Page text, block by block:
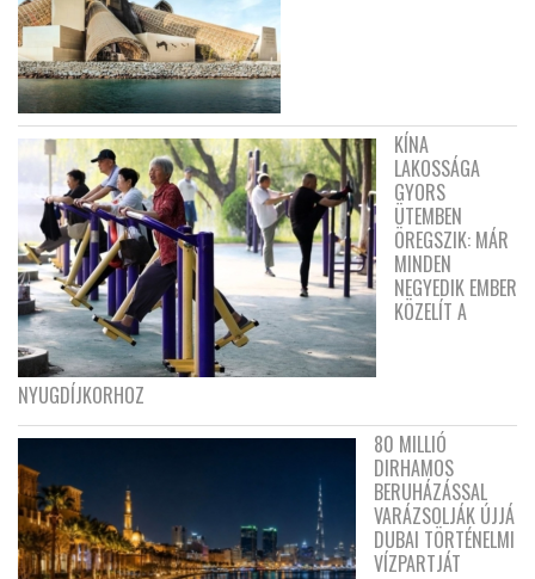
KÍNA
LAKOSSÁGA
GYORS
ÜTEMBEN
ÖREGSZIK: MÁR
MINDEN
NEGYEDIK EMBER
KÖZELÍT A
NYUGDÍJKORHOZ
80 MILLIÓ
DIRHAMOS
BERUHÁZÁSSAL
VARÁZSOLJÁK ÚJJÁ
DUBAI TÖRTÉNELMI
VÍZPARTJÁT